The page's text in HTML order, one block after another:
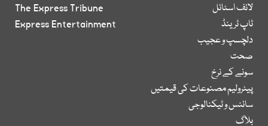
لائف اسٹائل
ٹاپ ٹرینڈ
دلچسپ و عجیب
صحت
سونے کے نرخ
پیٹرولیم مصنوعات کی قیمتیں
سائنس و ٹیکنالوجی
بلاگ
The Express Tribune
Express Entertainment